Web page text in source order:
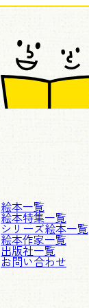
絵本一覧
絵本特集一覧
シリーズ絵本一覧
絵本作家一覧
出版社一覧
お問い合わせ